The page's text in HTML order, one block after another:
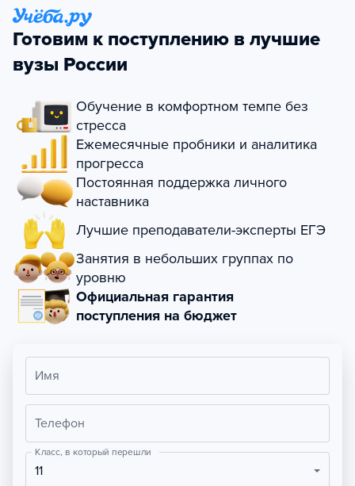
Готовим к поступлению в лучшие
вузы России
Обучение в комфортном темпе без
стресса
Ежемесячные пробники и аналитика
прогресса
Постоянная поддержка личного
наставника
Лучшие преподаватели-эксперты ЕГЭ
Занятия в небольших группах по
уровню
Официальная гарантия
поступления на бюджет
Имя
Телефон
Класс, в который перешли
11